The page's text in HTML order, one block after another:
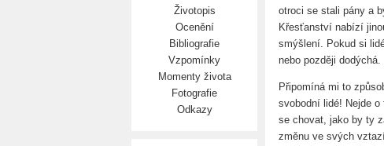
Životopis
Ocenění
Bibliografie
Vzpomínky
Momenty života
Fotografie
Odkazy
otroci se stali pány a
Křesťanství nabízí
smýšlení. Pokud si
nebo později dodýchá.
Připomíná mi to
svobodní lidé! Nejde
se chovat, jako by ty
změnu ve svých